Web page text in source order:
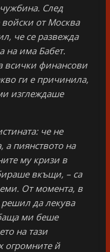
След
войски от Москва
че се развежда
на има Бабет.
всички финансови
ги е причинила,
изглеждаше
че не
а пиянството на
му кризи в
вкъщи, – са
От момента, в
да лекува
ми беше
на тази
огромните й